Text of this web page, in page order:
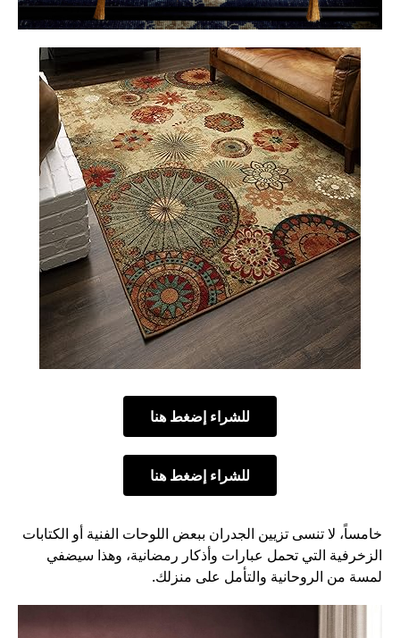
للشراء إضغط هنا
للشراء إضغط هنا
خامساً، لا تنسى تزيين الجدران ببعض اللوحات الفنية أو الكتابات
الزخرفية التي تحمل عبارات وأذكار رمضانية، وهذا سيضفي
لمسة من الروحانية والتأمل على منزلك.